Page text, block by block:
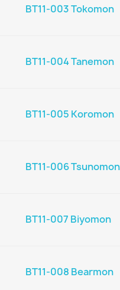
BT11-003 Tokomon
BT11-004 Tanemon
BT11-005 Koromon
BT11-006 Tsunomon
BT11-007 Biyomon
BT11-008 Bearmon